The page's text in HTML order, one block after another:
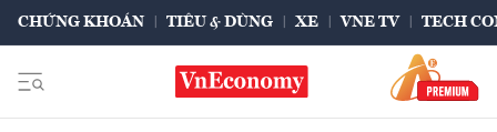
CHỨNG KHOÁN TIÊU & DÙNG XE VNE TV TECH